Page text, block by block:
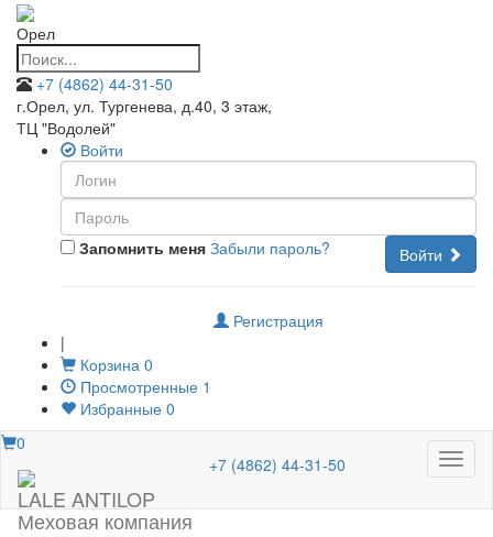
Орел
+7 (4862) 44-31-50
г.Орел, ул. Тургенева, д.40, 3 этаж,
ТЦ "Водолей"
Войти
Запомнить меня Войти
Забыли пароль?
Регистрация
|
Корзина 0
Просмотренные 1
Избранные 0
Меню
0
LALE ANTILOP
Меховая компания
+7 (4862) 44-31-50